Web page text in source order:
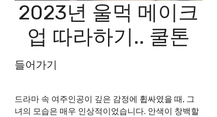
2023년 울먹 메이크
업 따라하기.. 쿨톤
들어가기
드라마 속 여주인공이 깊은 감정에 휩싸였을 때, 그
녀의 모습은 매우 인상적이었습니다. 안색이 창백할